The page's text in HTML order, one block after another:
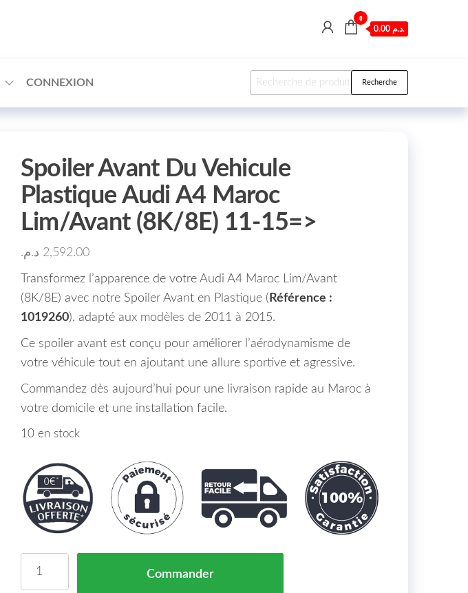
0
0.00 د.م.
CONNEXION Recherche pour : Recherche
Spoiler Avant Du Vehicule
Plastique Audi A4 Maroc
Lim/Avant (8K/8E) 11-15=>
2,592.00 د.م.
Transformez l’apparence de votre Audi A4 Maroc Lim/Avant
(8K/8E) avec notre Spoiler Avant en Plastique ( Référence :
1019260), adapté aux modèles de 2011 à 2015.
Ce spoiler avant est conçu pour améliorer l’aérodynamisme de
votre véhicule tout en ajoutant une allure sportive et agressive.
Commandez dès aujourd’hui pour une livraison rapide au Maroc à
votre domicile et une installation facile.
10 en stock
Commander